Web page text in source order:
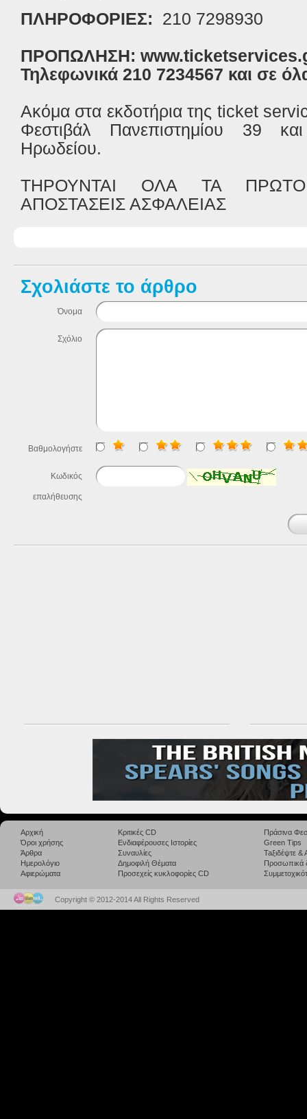
ΠΛΗΡΟΦΟΡΙΕΣ: 210 7298930
ΠΡΟΠΩΛΗΣΗ:
Τηλεφωνικά 210 7234567 και σε
Ακόμα στα εκδοτήρια της ticket
Φεστιβάλ Πανεπιστημίου 39
Ηρωδείου.
ΤΗΡΟΥΝΤΑΙ ΟΛΑ ΤΑ
ΑΠΟΣΤΑΣΕΙΣ ΑΣΦΑΛΕΙΑΣ
Σχολιάστε το άρθρο
Όνομα
Σχόλιο
Βαθμολογήστε
Κωδικός
επαλήθευσης
Αρχική
Όροι χρήσης
Άρθρα
Ημερολόγιο
Αφιερώματα
Κριτικές CD
Ενδιαφέρουσες Ιστορίες
Συναυλίες
Δημοφιλή Θέματα
Προσεχείς κυκλοφορίες CD
Πράσινα
Green Tips
Taξιδέψτε
Προσωπικά
Copyright © 2012-2014 All Rights Reserved